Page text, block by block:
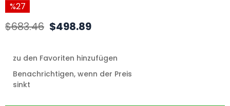
27
$683.46 $498.89
zu den Favoriten hinzufügen
Benachrichtigen, wenn der Preis
sinkt